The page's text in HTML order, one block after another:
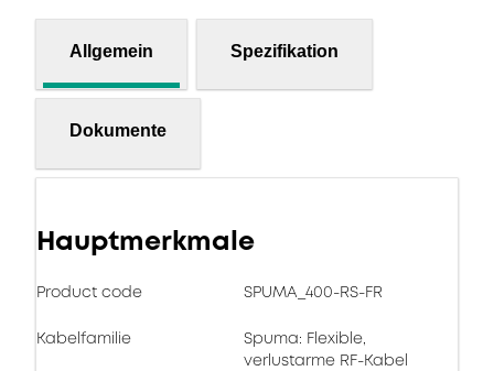
Allgemein Spezifikation
Dokumente
Hauptmerkmale
Product code SPUMA_400-RS-FR
Kabelfamilie
Spuma: Flexible,
verlustarme RF-Kabel